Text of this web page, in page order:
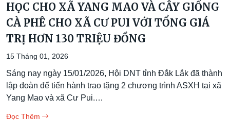
HỌC CHO XÃ YANG MAO VÀ CÂY GIỐNG
CÀ PHÊ CHO XÃ CƯ PUI VỚI TỔNG GIÁ
TRỊ HƠN 130 TRIỆU ĐỒNG
15 Tháng 01, 2026
Sáng nay ngày 15/01/2026, Hội DNT tỉnh Đắk Lắk đã thành
lập đoàn để tiến hành trao tặng 2 chương trình ASXH tại xã
Yang Mao và xã Cư Pui.…
Đọc Thêm